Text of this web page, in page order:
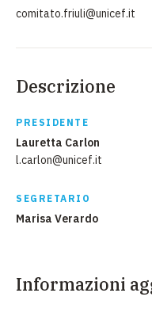
comitato.friuli@unicef.it
Descrizione
PRESIDENTE
Lauretta Carlon
l.carlon@unicef.it
SEGRETARIO
Marisa Verardo
Informazioni